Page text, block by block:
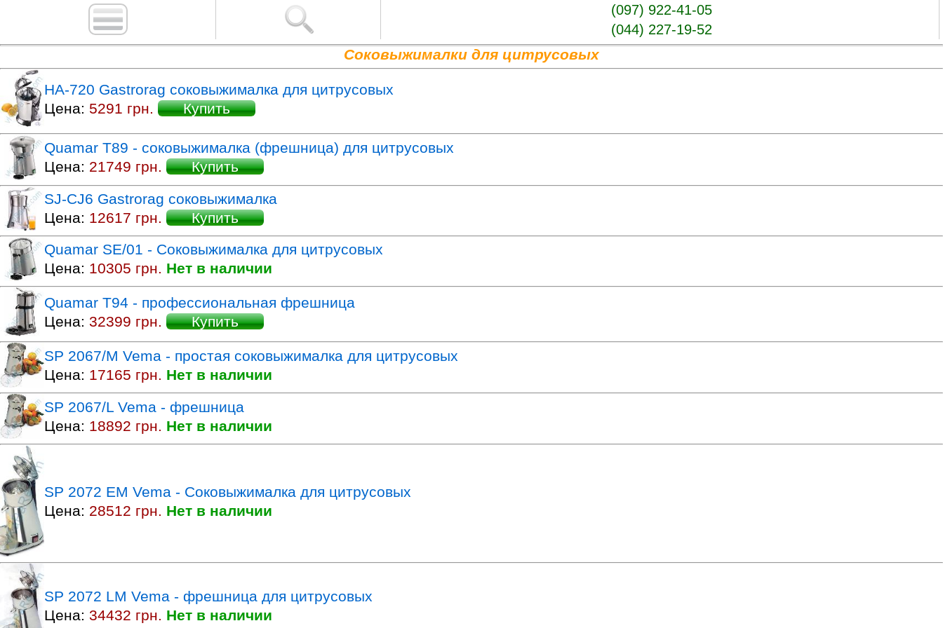
(097) 922-41-05
(044) 227-19-52
Соковыжималки для цитрусовых
HA-720 Gastrorag соковыжималка для цитрусовых
Цена: 5291 грн. Купить
Quamar T89 - соковыжималка (фрешница) для цитрусовых
Цена: 21749 грн. Купить
SJ-CJ6 Gastrorag соковыжималка
Цена: 12617 грн. Купить
Quamar SE/01 - Соковыжималка для цитрусовых
Цена: 10305 грн. Нет в наличии
Quamar T94 - профессиональная фрешница
Цена: 32399 грн. Купить
SP 2067/M Vema - простая соковыжималка для цитрусовых
Цена: 17165 грн. Нет в наличии
SP 2067/L Vema - фрешница
Цена: 18892 грн. Нет в наличии
SP 2072 EM Vema - Соковыжималка для цитрусовых
Цена: 28512 грн. Нет в наличии
SP 2072 LM Vema - фрешница для цитрусовых
Цена: 34432 грн. Нет в наличии